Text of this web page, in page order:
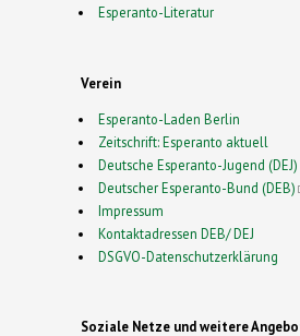
Esperanto-Literatur
Verein
Esperanto-Laden Berlin
Zeitschrift: Esperanto aktuell
Deutsche Esperanto-Jugend (DEJ)
Deutscher Esperanto-Bund (DEB)
Impressum
Kontaktadressen DEB/ DEJ
DSGVO-Datenschutzerklärung
Soziale Netze und weitere